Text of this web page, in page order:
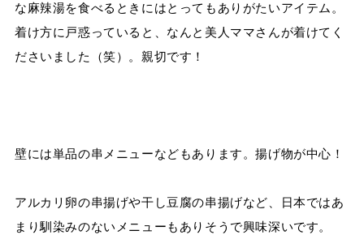
な麻辣湯を食べるときにはとってもありがたいアイテム。
着け方に戸惑っていると、なんと美人ママさんが着けてく
ださいました（笑）。親切です！
壁には単品の串メニューなどもあります。揚げ物が中心！
アルカリ卵の串揚げや干し豆腐の串揚げなど、日本ではあ
まり馴染みのないメニューもありそうで興味深いです。